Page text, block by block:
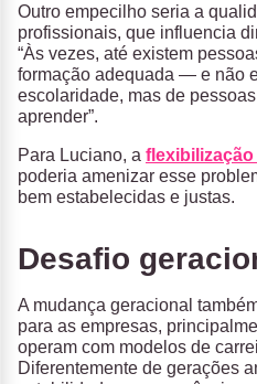
Outro empecilho seria a
profissionais, que influencia
“Às vezes, até existem
formação adequada — e não
escolaridade, mas de
aprender”.
Para Luciano, a
poderia amenizar esse
bem estabelecidas e justas.
Desafio
A mudança geracional
para as empresas,
operam com modelos de
Diferentemente de gerações